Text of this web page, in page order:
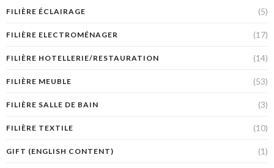
FILIÈRE ÉCLAIRAGE (5)
FILIÈRE ELECTROMÉNAGER (17)
FILIÈRE HOTELLERIE/RESTAURATION (14)
FILIÈRE MEUBLE (53)
FILIÈRE SALLE DE BAIN (3)
FILIÈRE TEXTILE (10)
GIFT (ENGLISH CONTENT) (1)